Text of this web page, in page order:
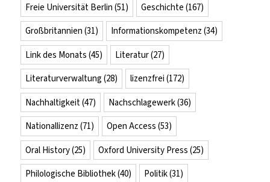
Freie Universität Berlin (51) Geschichte (167)
Großbritannien (31) Informationskompetenz (34)
Link des Monats (45) Literatur(27)
Literaturverwaltung (28) lizenzfrei (172)
Nachhaltigkeit(47) Nachschlagewerk(36)
Nationallizenz (71) Open Access (53)
Oral History(25) Oxford University Press (25)
Philologische Bibliothek(40) Politik(31)